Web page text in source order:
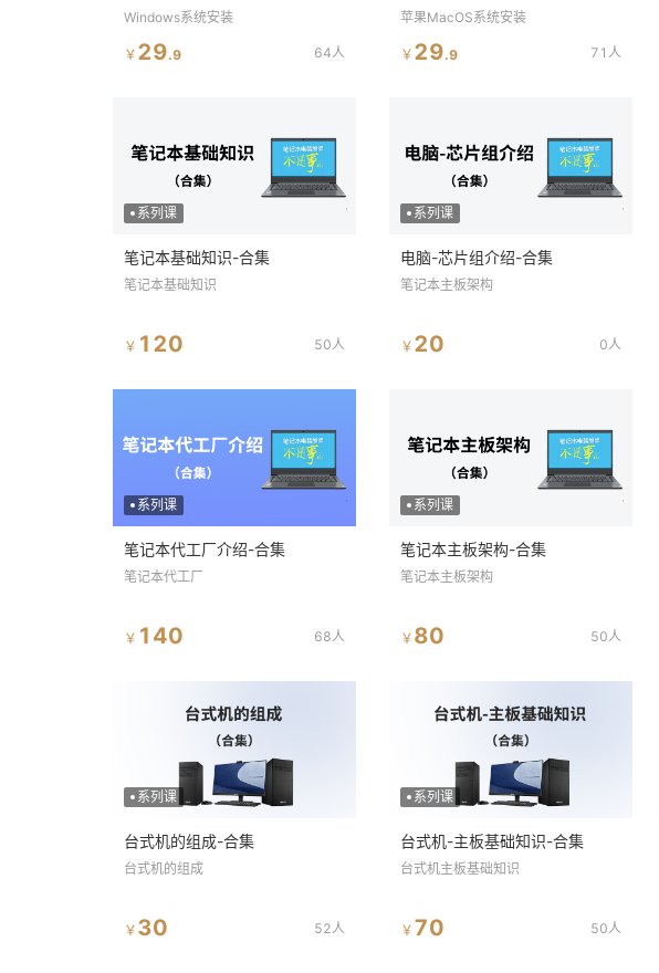
Windows系统安装
￥ 29.9 64人
苹果MacOS系统安装
￥ 29.9 71人
系列课
笔记本基础知识-合集
笔记本基础知识
￥ 120 50人
系列课
电脑-芯片组介绍-合集
笔记本主板架构
￥ 20 0人
系列课
笔记本代工厂介绍-合集
笔记本代工厂
￥ 140 68人
系列课
笔记本主板架构-合集
笔记本主板架构
￥ 80 50人
系列课
台式机的组成-合集
台式机的组成
￥ 30 52人
系列课
台式机-主板基础知识-合集
台式机主板基础知识
￥ 70 50人